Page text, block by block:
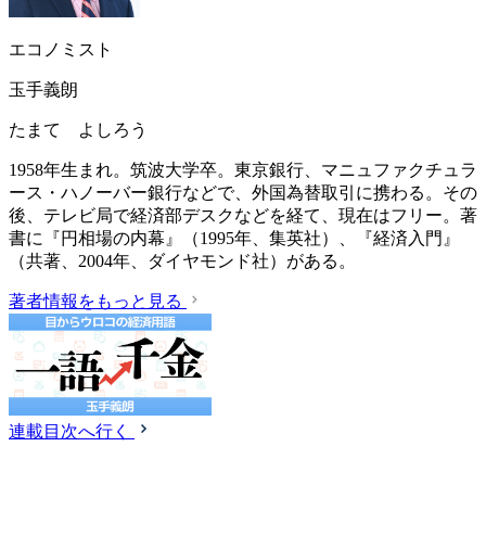
エコノミスト
玉手義朗
たまて よしろう
1958年生まれ。筑波大学卒。東京銀行、マニュファクチュラ
ース・ハノーバー銀行などで、外国為替取引に携わる。その
後、テレビ局で経済部デスクなどを経て、現在はフリー。著
書に『円相場の内幕』（1995年、集英社）、『経済入門』
（共著、2004年、ダイヤモンド社）がある。
著者情報をもっと見る
連載目次へ行く